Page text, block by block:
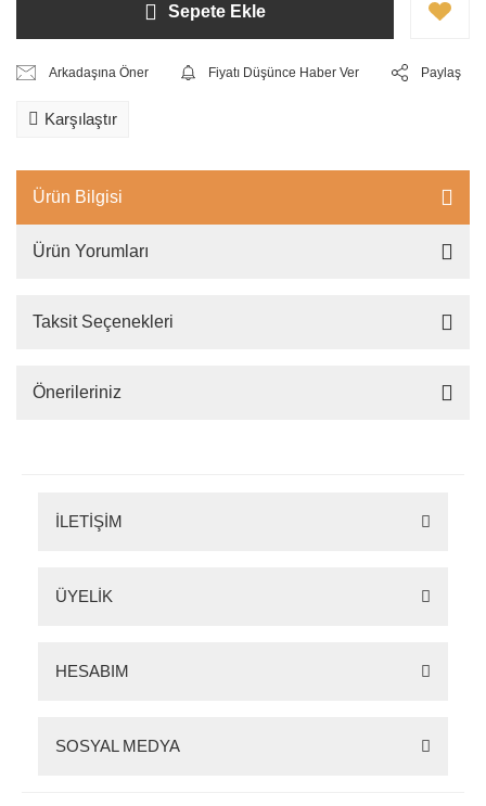
Sepete Ekle
Arkadaşına Öner Fiyatı Düşünce Haber Ver Paylaş
Karşılaştır
Ürün Bilgisi
Ürün Yorumları
Taksit Seçenekleri
Önerileriniz
İLETİŞİM
ÜYELİK
HESABIM
SOSYAL MEDYA